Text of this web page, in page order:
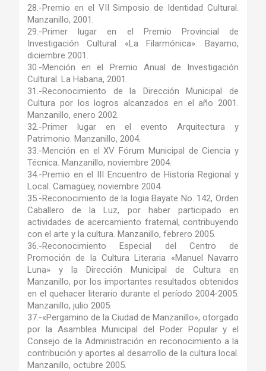
28.-Premio en el VII Simposio de Identidad Cultural.
Manzanillo, 2001.
29.-Primer lugar en el Premio Provincial de
Investigación Cultural «La Filarmónica». Bayamo,
diciembre 2001.
30.-Mención en el Premio Anual de Investigación
Cultural. La Habana, 2001.
31.-Reconocimiento de la Dirección Municipal de
Cultura por los logros alcanzados en el año 2001.
Manzanillo, enero 2002.
32.-Primer lugar en el evento Arquitectura y
Patrimonio. Manzanillo, 2004.
33.-Mención en el XV Fórum Municipal de Ciencia y
Técnica. Manzanillo, noviembre 2004.
34.-Premio en el III Encuentro de Historia Regional y
Local. Camagüey, noviembre 2004.
35.-Reconocimiento de la logia Bayate No. 142, Orden
Caballero de la Luz, por haber participado en
actividades de acercamiento fraternal, contribuyendo
con el arte y la cultura. Manzanillo, febrero 2005.
36.-Reconocimiento Especial del Centro de
Promoción de la Cultura Literaria «Manuel Navarro
Luna» y la Dirección Municipal de Cultura en
Manzanillo, por los importantes resultados obtenidos
en el quehacer literario durante el período 2004-2005.
Manzanillo, julio 2005.
37.-«Pergamino de la Ciudad de Manzanillo», otorgado
por la Asamblea Municipal del Poder Popular y el
Consejo de la Administración en reconocimiento a la
contribución y aportes al desarrollo de la cultura local.
Manzanillo, octubre 2005.